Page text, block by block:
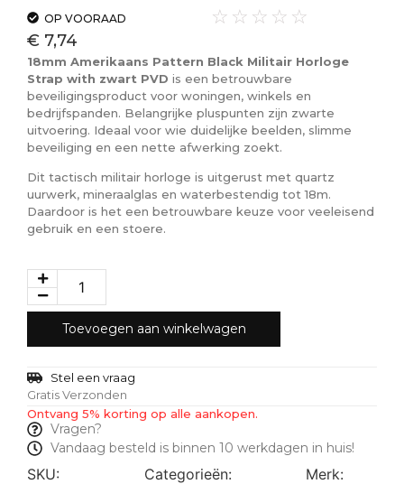
OP VOORAAD ☆ ☆ ☆ ☆ ☆
€ 7,74
18mm Amerikaans Pattern Black Militair Horloge
Strap with zwart PVD is een betrouwbare
beveiligingsproduct voor woningen, winkels en
bedrijfspanden. Belangrijke pluspunten zijn zwarte
uitvoering. Ideaal voor wie duidelijke beelden, slimme
beveiliging en een nette afwerking zoekt.
Dit tactisch militair horloge is uitgerust met quartz
uurwerk, mineraalglas en waterbestendig tot 18m.
Daardoor is het een betrouwbare keuze voor veeleisend
gebruik en een stoere.
Toevoegen aan winkelwagen
Stel een vraag
Gratis Verzonden
Ontvang 5% korting op alle aankopen.
Vragen?
Vandaag besteld is binnen 10 werkdagen in huis!
SKU:
Categorieën:
Merk: